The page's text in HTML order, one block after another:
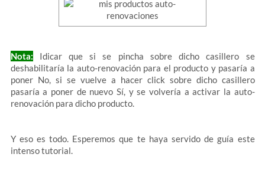
Nota: Idicar que si se pincha sobre dicho casillero se
deshabilitaría la auto-renovación para el producto y pasaría a
poner No, si se vuelve a hacer click sobre dicho casillero
pasaría a poner de nuevo Sí, y se volvería a activar la auto-
renovación para dicho producto.
Y eso es todo. Esperemos que te haya servido de guía este
intenso tutorial.